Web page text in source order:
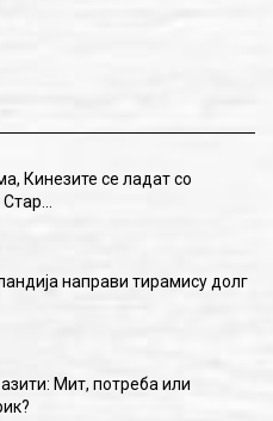
Кинезите се ладат со
Стар…
направи тирамису долг
Мит, потреба или